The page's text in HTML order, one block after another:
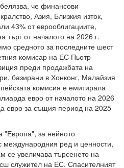
че финансови
Азия, Близкия изток,
43% от еврооблигациите,
търг от началото на 2026 г.
средното за последните шест
комисар на ЕС Пьотр
преди продажбата на
базирани в Хонконг, Малайзия
комисия е емитирала
евро от началото на 2026
евро за същия период на 2025
за нейното
международния ред и ценности,
се увеличава търсенето на
служител на ЕС. Спасителният